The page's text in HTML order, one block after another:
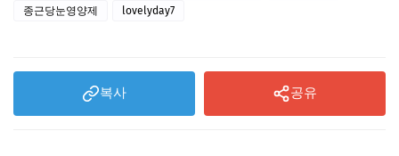
종근당눈영양제
lovelyday7
복사 공유